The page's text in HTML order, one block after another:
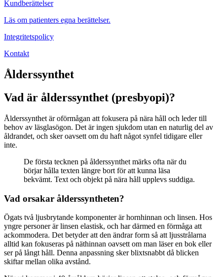
Kundberättelser
Läs om patienters egna berättelser.
Integritetspolicy
Kontakt
Ålderssynthet
Vad är ålderssynthet (presbyopi)?
Ålderssynthet är oförmågan att fokusera på nära håll och leder till
behov av läsglasögon. Det är ingen sjukdom utan en naturlig del av
åldrandet, och sker oavsett om du haft något synfel tidigare eller
inte.
De första tecknen på ålderssynthet märks ofta när du
börjar hålla texten längre bort för att kunna läsa
bekvämt. Text och objekt på nära håll upplevs suddiga.
Vad orsakar ålderssyntheten?
Ögats två ljusbrytande komponenter är hornhinnan och linsen. Hos
yngre personer är linsen elastisk, och har därmed en förmåga att
ackommodera. Det betyder att den ändrar form så att ljusstrålarna
alltid kan fokuseras på näthinnan oavsett om man läser en bok eller
ser på långt håll. Denna anpassning sker blixtsnabbt då blicken
skiftar mellan olika avstånd.